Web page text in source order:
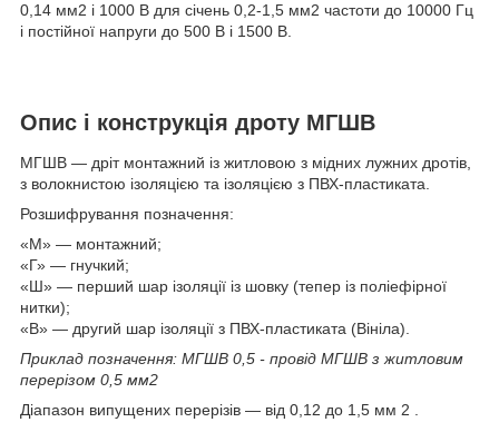
0,14 мм2 і 1000 В для січень 0,2-1,5 мм2 частоти до 10000 Гц
і постійної напруги до 500 В і 1500 В.
Опис і конструкція дроту МГШВ
МГШВ — дріт монтажний із житловою з мідних лужних дротів,
з волокнистою ізоляцією та ізоляцією з ПВХ-пластиката.
Розшифрування позначення:
«М» — монтажний;
«Г» — гнучкий;
«Ш» — перший шар ізоляції із шовку (тепер із поліефірної
нитки);
«В» — другий шар ізоляції з ПВХ-пластиката (Вініла).
Приклад позначення: МГШВ 0,5 - провід МГШВ з житловим
перерізом 0,5 мм2
Діапазон випущених перерізів — від 0,12 до 1,5 мм 2